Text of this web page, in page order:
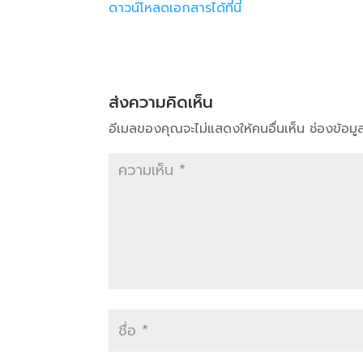
ดาวน์โหลดเอกสารได้ที่นี่
ส่งความคิดเห็น
อีเมลของคุณจะไม่แสดงให้คนอื่นเห็น ช่องข้อมู